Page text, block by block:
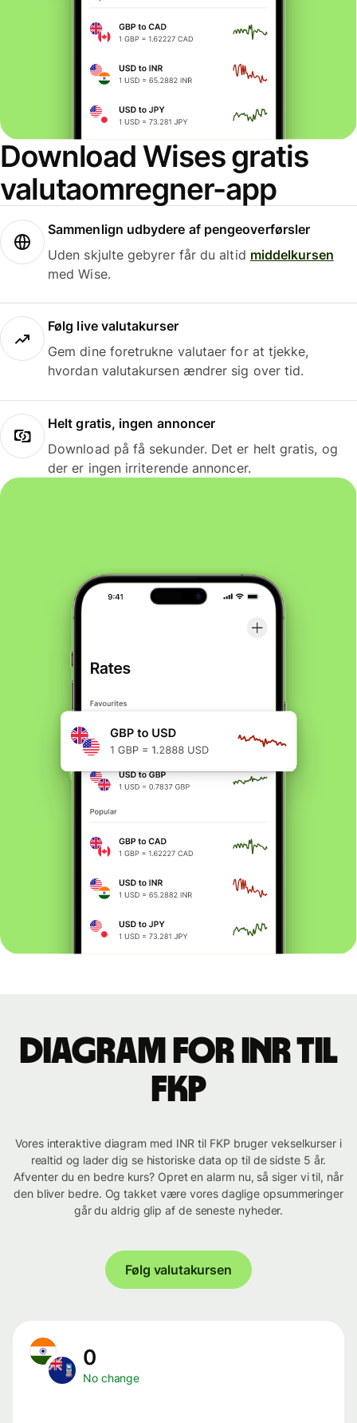
Download Wises gratis
valutaomregner-app
Sammenlign udbydere af pengeoverførsler
Uden skjulte gebyrer får du altid middelkursen
med Wise.
Følg live valutakurser
Gem dine foretrukne valutaer for at tjekke,
hvordan valutakursen ændrer sig over tid.
Helt gratis, ingen annoncer
Download på få sekunder. Det er helt gratis, og
der er ingen irriterende annoncer.
Diagram for INR til
FKP
Vores interaktive diagram med INR til FKP bruger vekselkurser i
realtid og lader dig se historiske data op til de sidste 5 år.
Afventer du en bedre kurs? Opret en alarm nu, så siger vi til, når
den bliver bedre. Og takket være vores daglige opsummeringer
går du aldrig glip af de seneste nyheder.
Følg valutakursen
0
No change